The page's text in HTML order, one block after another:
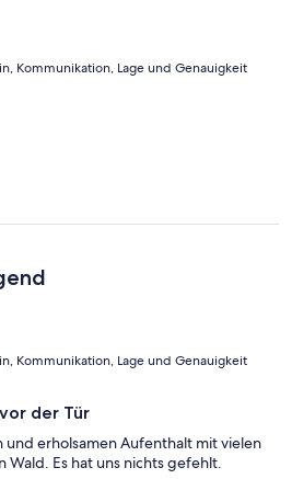
Kommunikation, Lage und Genauigkeit
Kommunikation, Lage und Genauigkeit
der Tür
und erholsamen Aufenthalt mit vielen
Es hat uns nichts gefehlt.